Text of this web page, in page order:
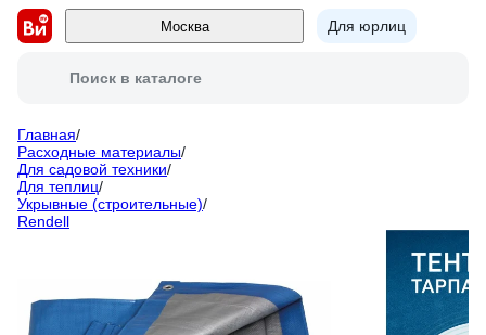
Москва Для юрлиц
Поиск в каталоге
Главная/
Расходные материалы/
Для садовой техники/
Для теплиц/
Укрывные (строительные)/
Rendell